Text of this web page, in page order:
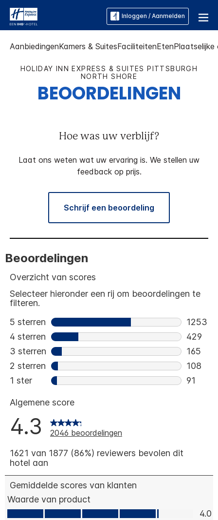
Inloggen / Aanmelden
AanbiedingenKamers & SuitesFaciliteitenEtenPlaatselijke
HOLIDAY INN EXPRESS & SUITES PITTSBURGH
NORTH SHORE
BEOORDELINGEN
Hoe was uw verblijf?
Laat ons weten wat uw ervaring is. We stellen uw
feedback op prijs.
Schrijf een beoordeling